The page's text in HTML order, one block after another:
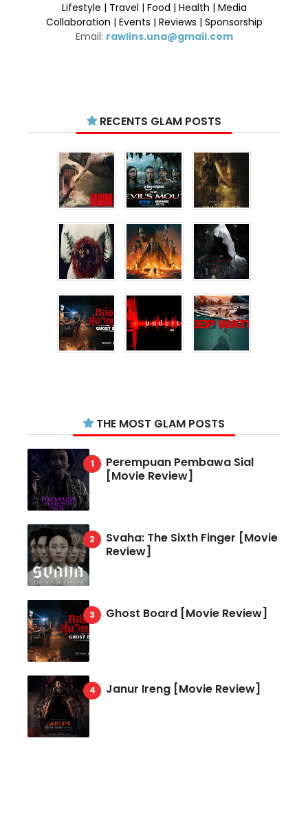
Lifestyle | Travel | Food | Health | Media
Collaboration | Events | Reviews | Sponsorship
Email: rawlins.una@gmail.com
RECENTS GLAM POSTS
THE MOST GLAM POSTS
Perempuan Pembawa Sial
[Movie Review]
Svaha: The Sixth Finger [Movie
Review]
Ghost Board [Movie Review]
Janur Ireng [Movie Review]